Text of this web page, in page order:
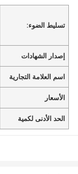
تسليط الضوء:
إصدار الشهادات
اسم العلامة التجارية
الأسعار
الحد الأدنى لكمية